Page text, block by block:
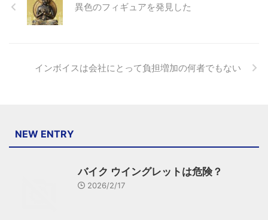
異色のフィギュアを発見した
インボイスは会社にとって負担増加の何者でもない
NEW ENTRY
バイク ウイングレットは危険？
2026/2/17